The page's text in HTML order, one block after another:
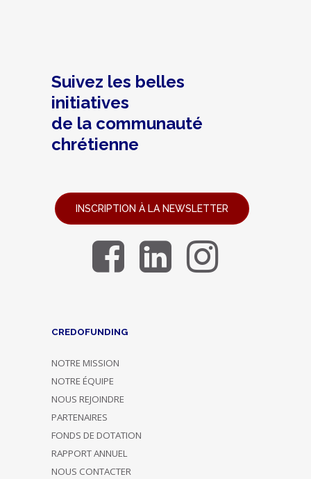
Suivez les belles
initiatives
de la communauté
chrétienne
INSCRIPTION À LA NEWSLETTER
CREDOFUNDING
NOTRE MISSION
NOTRE ÉQUIPE
NOUS REJOINDRE
PARTENAIRES
FONDS DE DOTATION
RAPPORT ANNUEL
NOUS CONTACTER